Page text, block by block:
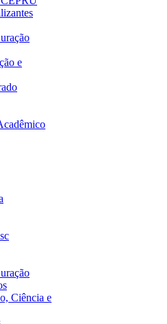
e
Ciência e